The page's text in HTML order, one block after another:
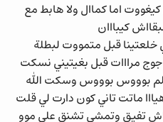
اما كماال ولا هابط مع
كيبااان
قبل متمووت لبطلة
مرااات قبل بغيتيني نسكت
بوووس بوووس وسكت الله
ماتت تاني كون دارت لي قلت
باش تفيق وتمشي تشنق على موو